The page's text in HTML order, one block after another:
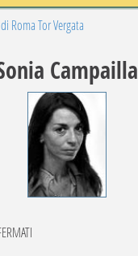
Roma Tor Vergata
Campailla